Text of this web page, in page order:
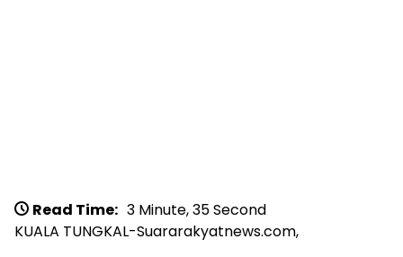
Read Time: 3 Minute, 35 Second
KUALA TUNGKAL-Suararakyatnews.com,